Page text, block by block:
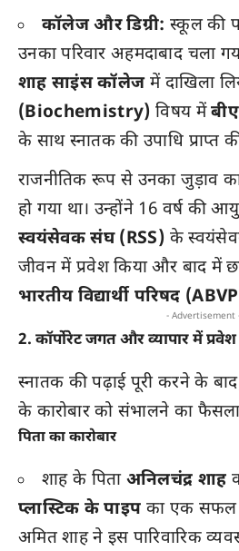
कॉलेज और डिग्री: स्कूल की
उनका परिवार अहमदाबाद चला
शाह साइंस कॉलेजमें दाखिला
(Biochemistry) विषय में
के साथ स्नातक की उपाधि प्राप्त
राजनीतिक रूप से उनका जुड़ाव
हो गया था। उन्होंने 16 वर्ष की
स्वयंसेवक संघ (RSS) के
जीवन में प्रवेश किया और बाद में
भारतीय विद्यार्थी परिषद
- Advertisement
2. कॉर्पोरेट जगत और व्यापार में प्रवेश
स्नातक की पढ़ाई पूरी करने के
के कारोबार को संभालने का फैसला
पिता का कारोबार
शाह के पिता अनिलचंद्र शाह
प्लास्टिक के पाइप का एक सफल
अमित शाह ने इस पारिवारिक